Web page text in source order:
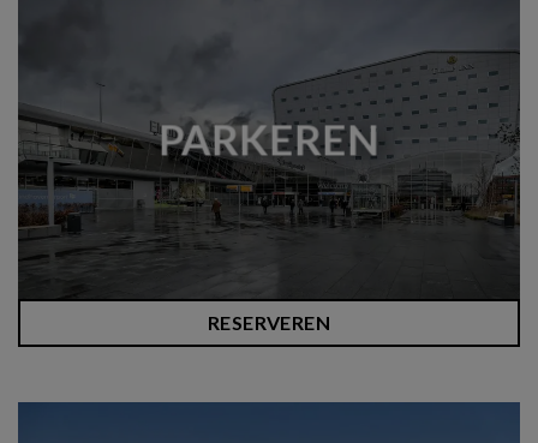
PARKEREN
RESERVEREN